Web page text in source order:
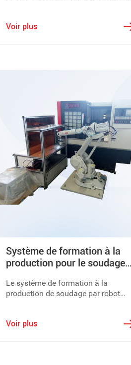
compétences de base.
Voir plus
Système de formation à la
production pour le soudage
1410WP
Le système de formation à la
production de soudage par robot
de soudage au sein de la
Voir plus